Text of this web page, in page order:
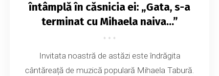
întâmplă în căsnicia ei: „Gata, s-a
terminat cu Mihaela naiva…”
Invitata noastră de astăzi este îndrăgita
cântăreață de muzică populară Mihaela Tabură.